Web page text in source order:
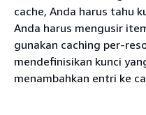
cache, Anda harus tahu
Anda harus mengusir
gunakan caching per-
mendefinisikan kunci
menambahkan entri ke